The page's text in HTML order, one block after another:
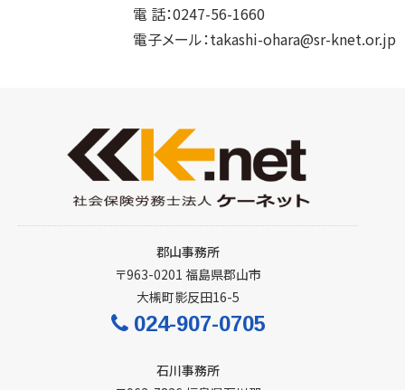
電 話：0247-56-1660
電子メール：takashi-ohara@sr-knet.or.jp
郡山事務所
〒963-0201 福島県郡山市
大槻町影反田16-5
024-907-0705
石川事務所